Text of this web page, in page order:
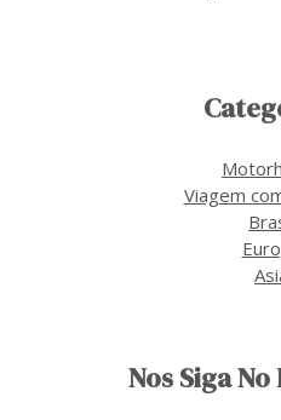
Viagem
Nos Siga